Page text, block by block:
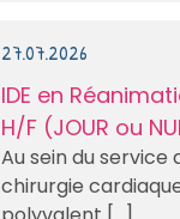
27.07.2026
IDE en
H/F (JOUR ou
Au sein du
chirurgie